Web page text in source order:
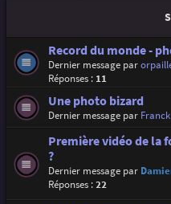
Record du monde -
Dernier message par
Réponses : 11
Une photo bizard
Dernier message par
Première vidéo de la
?
Dernier message par
Réponses :22